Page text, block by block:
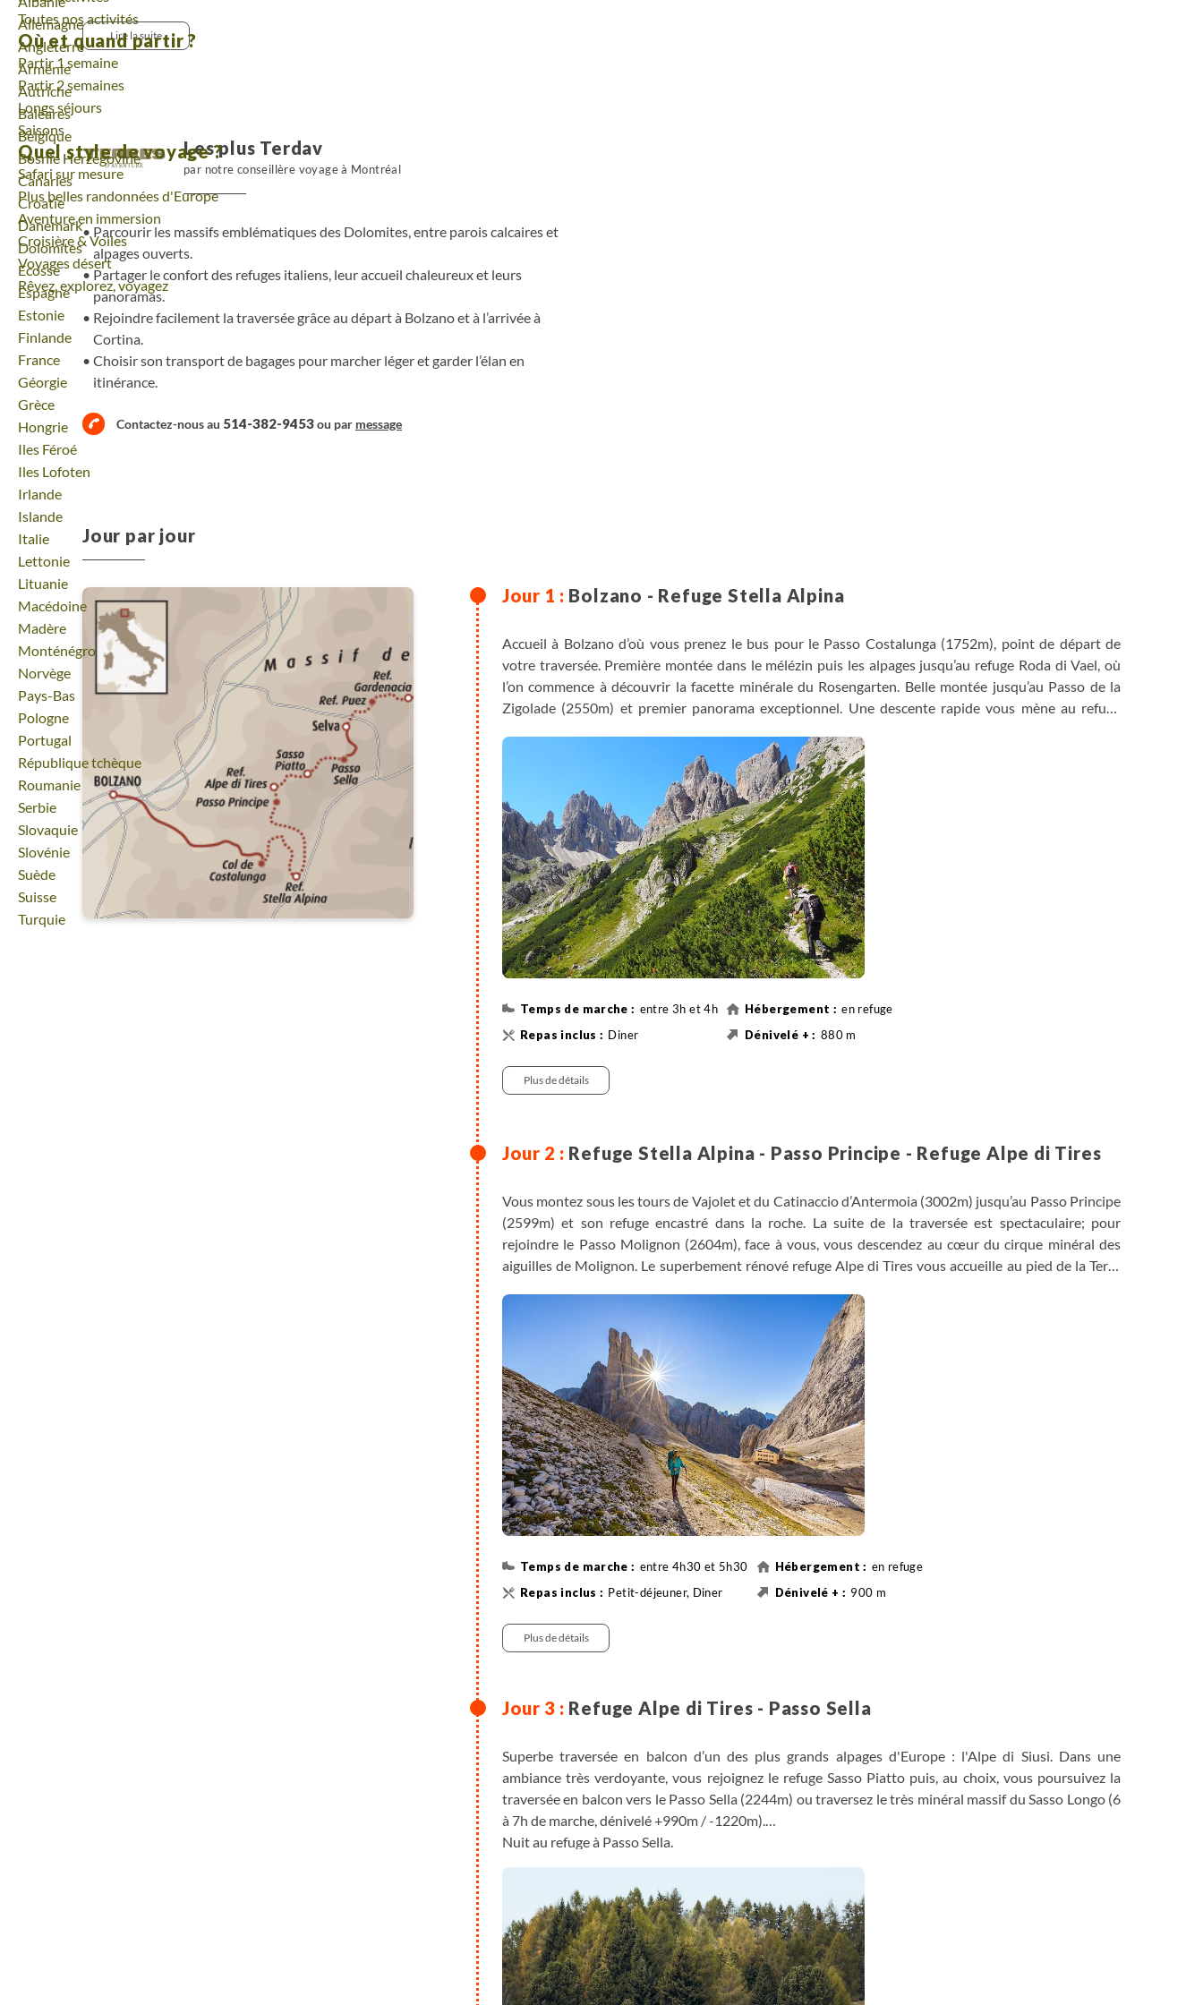
Voyage
Allemagne
Voyage
Angleterre
Voyage
Arménie
Voyage
Autriche
Voyage
Baléares
Voyage
Belgique
Voyage
Bosnie Herzégovine
Voyage
Canaries
Voyage
Croatie
Voyage
Danemark
Voyage
Dolomites
Voyage
Ecosse
Voyage
Espagne
Voyage
Estonie
Voyage
Finlande
Voyage
France
Voyage
Géorgie
Voyage
Grèce
Voyage
Hongrie
Voyage
Iles Féroé
Voyage
Iles Lofoten
Voyage
Irlande
Voyage
Islande
Voyage
Italie
Voyage
Lettonie
Voyage
Lituanie
Voyage
Macédoine
Voyage
Madère
Voyage
Monténégro
Voyage
Norvège
Voyage
Pays-Bas
Voyage
Pologne
Voyage
Portugal
Voyage
République tchèque
Voyage
Roumanie
Voyage
Serbie
Voyage
Slovaquie
Voyage
Slovénie
Voyage
Suède
Voyage
Suisse
Voyage
Turquie
Toutes nos activités
Où et quand partir ?
Partir 1 semaine
Partir 2 semaines
Longs séjours
Saisons
Quel style de voyage ?
Safari sur mesure
Plus belles randonnées d'Europe
Aventure en immersion
Croisière & Voiles
Voyages désert
Rêvez, explorez, voyagez
mont Paterno, jusqu’aux eaux calmes du lac Misurina, miroir naturel de la
traversée.
Lire la suite
Les plus Terdav
par notre conseillère voyage à Montréal
Parcourir les massifs emblématiques des Dolomites, entre parois calcaires et
alpages ouverts.
Partager le confort des refuges italiens, leur accueil chaleureux et leurs
panoramas.
Rejoindre facilement la traversée grâce au départ à Bolzano et à l’arrivée à
Cortina.
Choisir son transport de bagages pour marcher léger et garder l’élan en
itinérance.
Contactez-nous au 514-382-9453ou par message
Jour par jour
Bolzano - Refuge Stella Alpina
Accueil à Bolzano d’où vous prenez le bus pour le Passo Costalunga (1752m), point de départ de
votre traversée. Première montée dans le mélézin puis les alpages jusqu’au refuge Roda di Vael, où
l’on commence à découvrir la facette minérale du Rosengarten. Belle montée jusqu’au Passo de la
Zigolade (2550m) et premier panorama exceptionnel. Une descente rapide vous mène au refuge
entre 3h et 4h
en refuge
Diner
880 m
Plus de détails
Refuge Stella Alpina - Passo Principe - Refuge Alpe di Tires
Vous montez sous les tours de Vajolet et du Catinaccio d’Antermoia (3002m) jusqu’au Passo Principe
(2599m) et son refuge encastré dans la roche. La suite de la traversée est spectaculaire; pour
rejoindre le Passo Molignon (2604m), face à vous, vous descendez au cœur du cirque minéral des
aiguilles de Molignon. Le superbement rénové refuge Alpe di Tires vous accueille au pied de la Terra
Pour cette journée, il faudra porter avec vous vos affaires pour le soir.
entre 4h30 et 5h30
en refuge
Petit-déjeuner, Diner
900 m
Plus de détails
Refuge Alpe di Tires - Passo Sella
Superbe traversée en balcon d’un des plus grands alpages d'Europe : l'Alpe di Siusi. Dans une
ambiance très verdoyante, vous rejoignez le refuge Sasso Piatto puis, au choix, vous poursuivez la
traversée en balcon vers le Passo Sella (2244m) ou traversez le très minéral massif du Sasso Longo (6
à 7h de marche, dénivelé +990m / -1220m).
Nuit au refuge à Passo Sella.